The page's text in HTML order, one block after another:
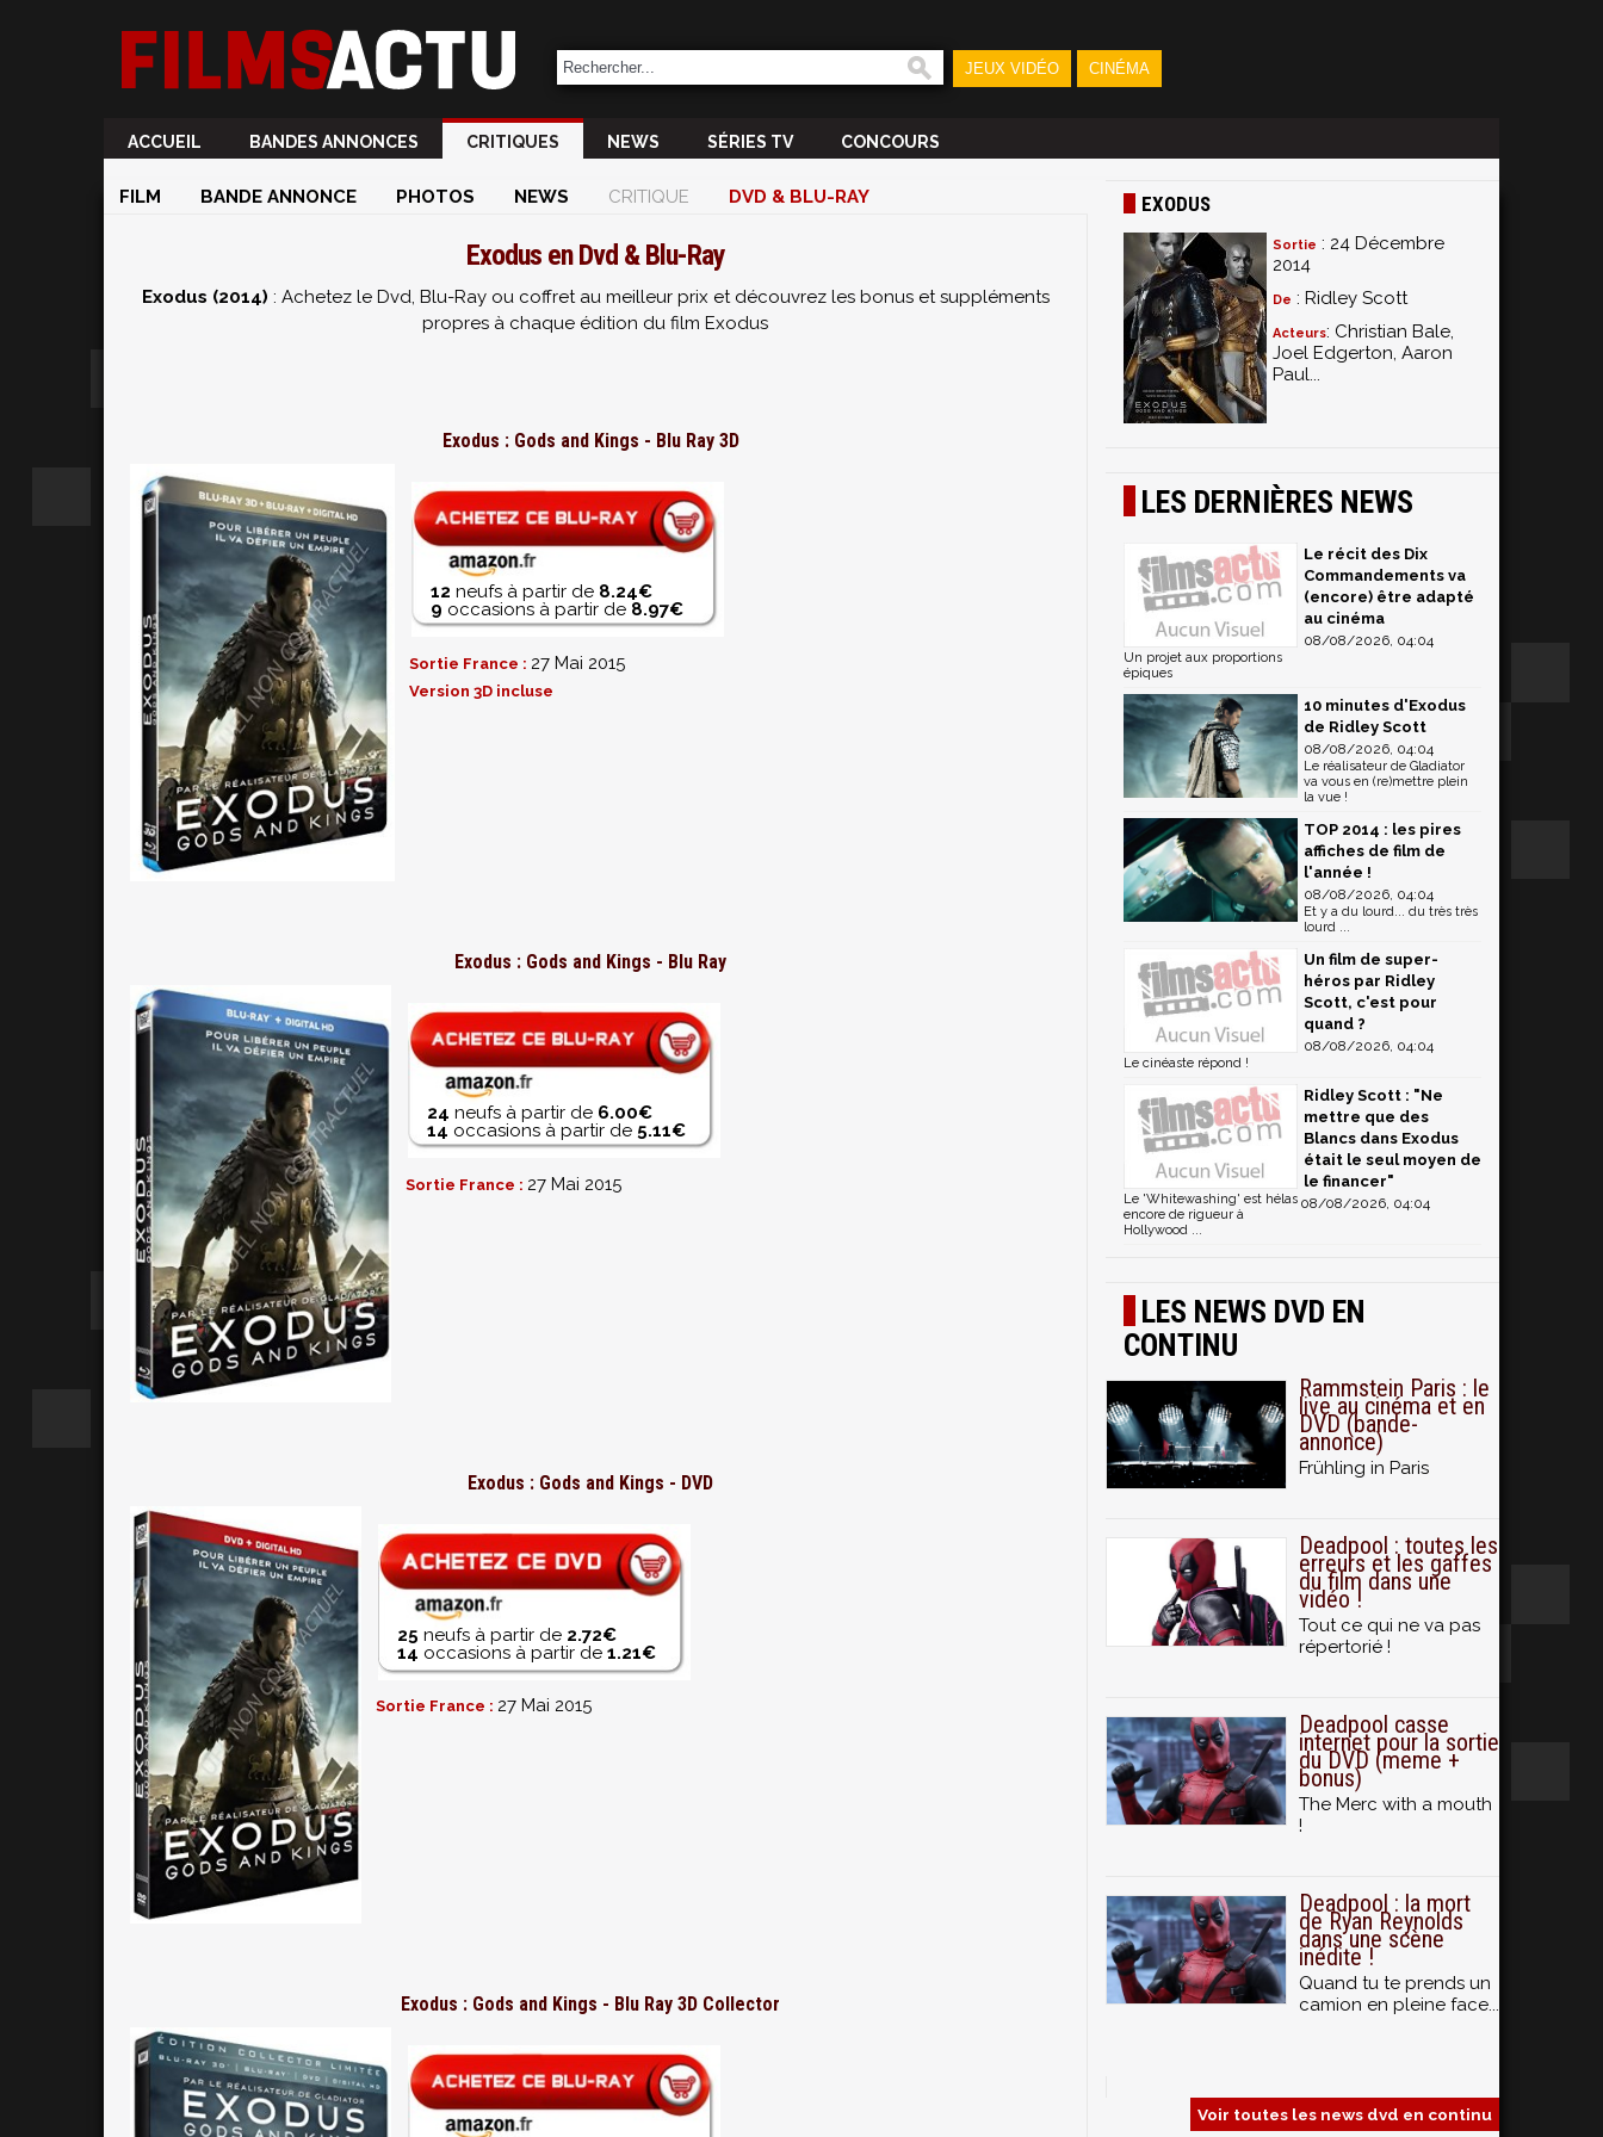
JEUX VIDÉO CINÉMA
ACCUEIL BANDES ANNONCES CRITIQUES NEWS SÉRIES TV CONCOURS
FILM BANDE ANNONCE PHOTOS NEWS CRITIQUE DVD & BLU-RAY
Exodus en Dvd & Blu-Ray
Exodus (2014) : Achetez le Dvd, Blu-Ray ou coffret au meilleur prix et découvrez les bonus et suppléments
propres à chaque édition du film Exodus
Exodus : Gods and Kings - Blu Ray 3D
12 neufs à partir de 8.24€
9 occasions à partir de 8.97€
Sortie France : 27 Mai 2015
Version 3D incluse
Exodus : Gods and Kings - Blu Ray
24 neufs à partir de 6.00€
14 occasions à partir de 5.11€
Sortie France : 27 Mai 2015
Exodus : Gods and Kings - DVD
25 neufs à partir de 2.72€
14 occasions à partir de 1.21€
Sortie France : 27 Mai 2015
Exodus : Gods and Kings - Blu Ray 3D Collector
EXODUS
Sortie : 24 Décembre
2014
De : Ridley Scott
Acteurs: Christian Bale,
Joel Edgerton, Aaron
Paul...
LES DERNIÈRES NEWS
Le récit des Dix
Commandements va
(encore) être adapté
au cinéma
08/08/2026, 04:04
Un projet aux proportions
épiques
10 minutes d'Exodus
de Ridley Scott
08/08/2026, 04:04
Le réalisateur de Gladiator
va vous en (re)mettre plein
la vue !
TOP 2014 : les pires
affiches de film de
l'année !
08/08/2026, 04:04
Et y a du lourd... du très très
lourd ...
Un film de super-
héros par Ridley
Scott, c'est pour
quand ?
08/08/2026, 04:04
Le cinéaste répond !
Ridley Scott : "Ne
mettre que des
Blancs dans Exodus
était le seul moyen de
le financer"
08/08/2026, 04:04
Le 'Whitewashing' est hélas
encore de rigueur à
Hollywood ...
LES NEWS DVD EN
CONTINU
Rammstein Paris : le
live au cinéma et en
DVD (bande-
annonce)
Frühling in Paris
Deadpool : toutes les
erreurs et les gaffes
du film dans une
vidéo !
Tout ce qui ne va pas
répertorié !
Deadpool casse
internet pour la sortie
du DVD (meme +
bonus)
The Merc with a mouth
!
Deadpool : la mort
de Ryan Reynolds
dans une scène
inédite !
Quand tu te prends un
camion en pleine face...
Voir toutes les news dvd en continu